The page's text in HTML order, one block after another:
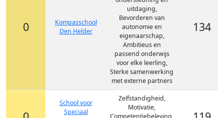
0
Kompasschool
Den Helder
uitdaging,
Bevorderen van
autonomie en
eigenaarschap,
Ambitieus en
passend onderwijs
voor elke leerling,
Sterke samenwerking
met externe partners
134
School voor
Speciaal
Zelfstandigheid,
Motivatie,
Competentiebeleving,